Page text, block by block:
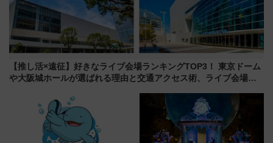
【推し活×遠征】好きなライブ会場ランキングTOP3！ 東京ドーム
や大阪城ホールが選ばれる理由と交通アクセス術、ライブ会場に